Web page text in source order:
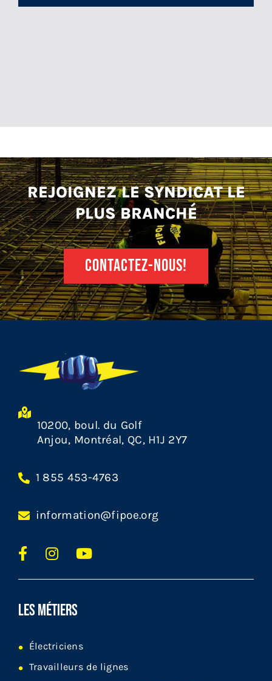
REJOIGNEZ LE SYNDICAT LE
PLUS BRANCHÉ
CONTACTEZ-NOUS!
10200, boul. du Golf
Anjou, Montréal, QC, H1J 2Y7
1 855 453-4763
information@fipoe.org
LES MÉTIERS
Électriciens
Travailleurs de lignes